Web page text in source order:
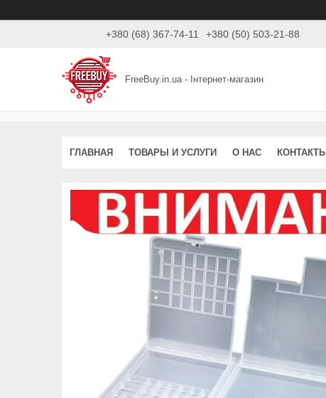
+380 (68) 367-74-11 +380 (50) 503-21-88
FreeBuy.in.ua - Інтернет-магазин
ГЛАВНАЯ ТОВАРЫ И УСЛУГИ О НАС КОНТАКТЫ